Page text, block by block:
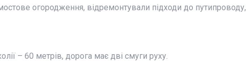
огородження, відремонтували підходи до путипроводу,
– 60 метрів, дорога має дві смуги руху.